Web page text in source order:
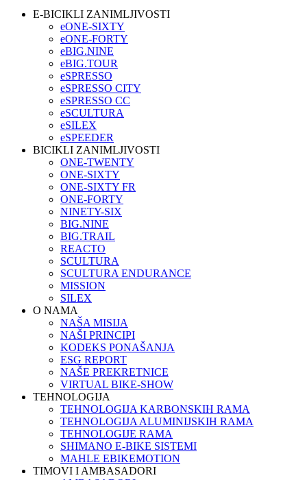
E-BICIKLI ZANIMLJIVOSTI
eONE-SIXTY
eONE-FORTY
eBIG.NINE
eBIG.TOUR
eSPRESSO
eSPRESSO CITY
eSPRESSO CC
eSCULTURA
eSILEX
eSPEEDER
BICIKLI ZANIMLJIVOSTI
ONE-TWENTY
ONE-SIXTY
ONE-SIXTY FR
ONE-FORTY
NINETY-SIX
BIG.NINE
BIG.TRAIL
REACTO
SCULTURA
SCULTURA ENDURANCE
MISSION
SILEX
O NAMA
NAŠA MISIJA
NAŠI PRINCIPI
KODEKS PONAŠANJA
ESG REPORT
NAŠE PREKRETNICE
VIRTUAL BIKE-SHOW
TEHNOLOGIJA
TEHNOLOGIJA KARBONSKIH RAMA
TEHNOLOGIJA ALUMINIJSKIH RAMA
TEHNOLOGIJE RAMA
SHIMANO E-BIKE SISTEMI
MAHLE EBIKEMOTION
TIMOVI I AMBASADORI